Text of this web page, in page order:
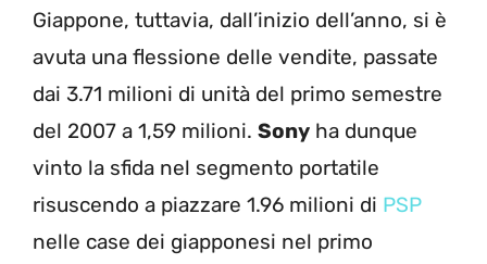
Giappone, tuttavia, dall’inizio dell’anno, si è
avuta una flessione delle vendite, passate
dai 3.71 milioni di unità del primo semestre
del 2007 a 1,59 milioni. Sony ha dunque
vinto la sfida nel segmento portatile
risuscendo a piazzare 1.96 milioni di PSP
nelle case dei giapponesi nel primo